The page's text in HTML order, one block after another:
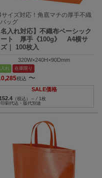
サイズ対応！角底マチの厚手不織
ッグ
名入れ対応】不織布ベーシック
ート 厚手《100g》 A4横サ
｜ 100枚入
320W×240H×90Dmm
れ 在庫限り
税込 〜
SALE価格
152.4 （税込）～ ⁄ 1枚
刷代込・版代別途